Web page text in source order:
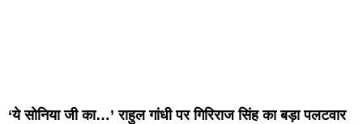
‘ये सोनिया जी का…’ राहुल गांधी पर गिरिराज सिंह का बड़ा पलटवार